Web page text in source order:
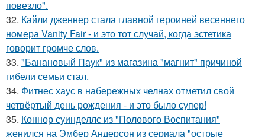
повезло".
32. Кайли дженнер стала главной героиней весеннего
номера Vanity Fair - и это тот случай, когда эстетика
говорит громче слов.
33. "Банановый Паук" из магазина "магнит" причиной
гибели семьи стал.
34. Фитнес хаус в набережных челнах отметил свой
четвёртый день рождения - и это было супер!
35. Коннор суинделлс из "Полового Воспитания"
женился на Эмбер Андерсон из сериала "острые